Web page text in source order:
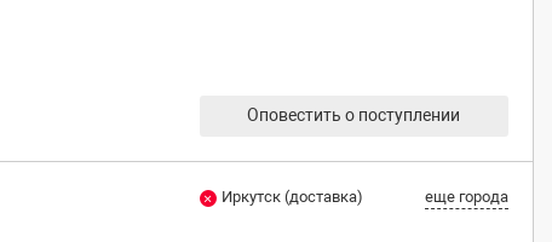
Оповестить о поступлении
Иркутск (доставка) еще города